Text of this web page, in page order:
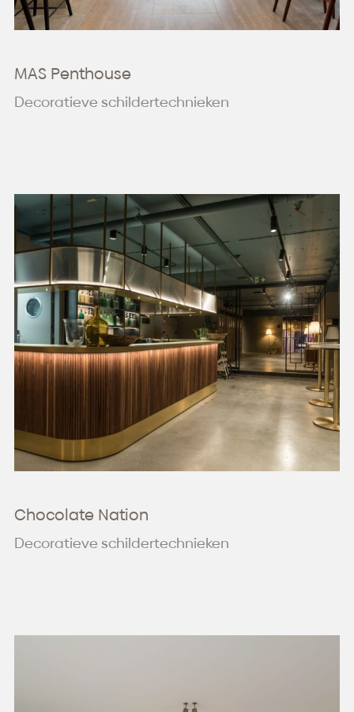
MAS Penthouse
Decoratieve schildertechnieken
Chocolate Nation
Decoratieve schildertechnieken